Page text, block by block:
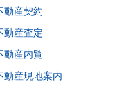
動産契約
動産査定
動産内覧
動産現地案内